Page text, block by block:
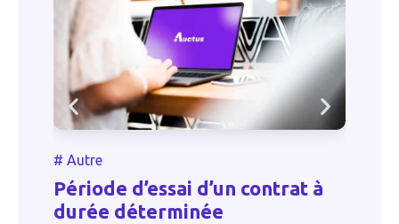
# Autre
Période d’essai d’un contrat à
durée déterminée